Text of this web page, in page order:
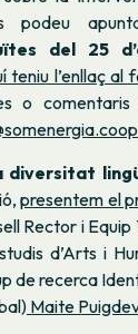
podeu
del 25
teniu l’enllaç al
o comentaris
diversitat
presentem el
Rector i Equip
d’Arts i
de recerca
Maite